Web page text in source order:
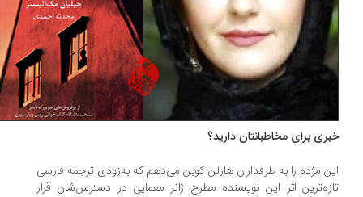
برای مخاطبانتان دارید؟
مژده را به طرفداران هارلن کوبن می‌دهم که به‌زودی ترجمه فارسی
اثر این نویسنده مطرح ژانر معمایی در دسترس‌شان قرار